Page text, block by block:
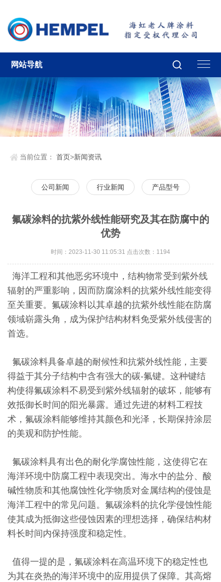
网站导航
当前位置：首页>新闻资讯
公司新闻 行业新闻 产品型号
氟碳涂料的抗紫外线性能研究及其在防腐中的
优势
时间：2023-11-30 11:05:31 点击次数：1194
海洋工程和其他恶劣环境中，结构物常受到紫外线
辐射的严重影响，因而防腐涂料的抗紫外线性能变得
至关重要。氟碳涂料以其卓越的抗紫外线性能在防腐
领域崭露头角，成为保护结构材料免受紫外线侵害的
首选。
氟碳涂料具备卓越的耐候性和抗紫外线性能，主要
得益于其分子结构中含有强大的碳-氟键。这种键结
构使得氟碳涂料不易受到紫外线辐射的破坏，能够有
效抵御长时间的阳光暴露。通过先进的材料工程技
术，氟碳涂料能够维持其颜色和光泽，长期保持涂层
的美观和防护性能。
氟碳涂料具有出色的耐化学腐蚀性能，这使得它在
海洋环境中防腐工程中表现突出。海水中的盐分、酸
碱性物质和其他腐蚀性化学物质对金属结构的侵蚀是
海洋工程中的常见问题。氟碳涂料的抗化学侵蚀性能
使其成为抵御这些侵蚀因素的理想选择，确保结构材
料长时间内保持强度和稳定性。
值得一提的是，氟碳涂料在高温环境下的稳定性也
为其在炎热的海洋环境中的应用提供了保障。其高熔